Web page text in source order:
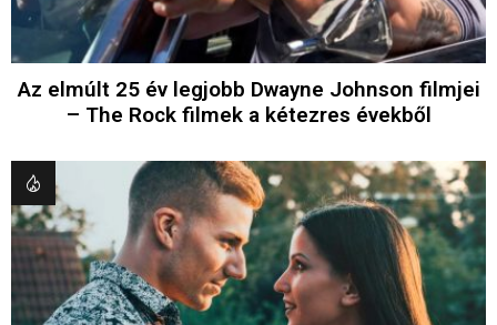
Az elmúlt 25 év legjobb Dwayne Johnson filmjei
– The Rock filmek a kétezres évekből